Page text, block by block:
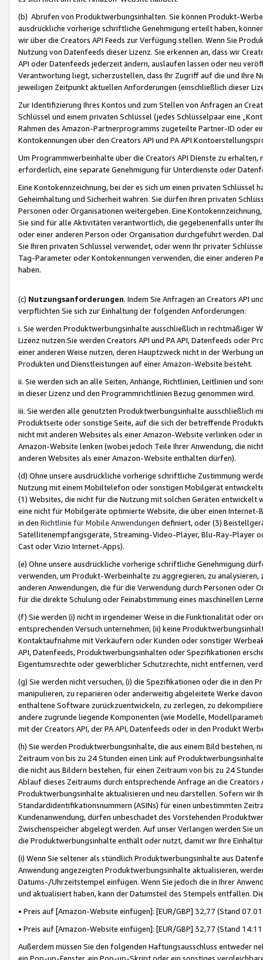
(b) Abrufen von Produktwerbungsinhalten. Sie können Produkt-
ausdrückliche vorherige schriftliche Genehmigung erteilt haben,
wir über die Creators API Feeds zur Verfügung stellen. Wenn Sie
Nutzung von Datenfeeds dieser Lizenz. Sie erkennen an, dass wir
API oder Datenfeeds jederzeit ändern, auslaufen lassen oder neu
Verantwortung liegt, sicherzustellen, dass Ihr Zugriff auf die und Ihre
jeweiligen Zeitpunkt aktuellen Anforderungen (einschließlich dieser
Zur Identifizierung Ihres Kontos und zum Stellen von Anfragen an
Schlüssel und einem privaten Schlüssel (jedes Schlüsselpaar eine
Rahmen des Amazon-Partnerprogramms zugeteilte Partner-ID oder
Kontokennungen über den Creators API und PA API
Um Programmwerbeinhalte über die Creators API Dienste zu
erforderlich, eine separate Genehmigung für Unterdienste oder
Eine Kontokennzeichnung, bei der es sich um einen privaten
Geheimhaltung und Sicherheit wahren. Sie dürfen Ihren privaten
Personen oder Organisationen weitergeben. Eine
Sie sind für alle Aktivitäten verantwortlich, die gegebenenfalls unter
oder einer anderen Person oder Organisation durchgeführt werden.
Sie Ihren privaten Schlüssel verwendet, oder wenn Ihr privater
Tag-Parameter oder Kontokennungen verwenden, die einer anderen
haben.
(c) Nutzungsanforderungen. Indem Sie Anfragen an Creators API
verpflichten Sie sich zur Einhaltung der folgenden Anforderungen:
i. Sie werden Produktwerbungsinhalte ausschließlich in rechtmäßiger
Lizenz nutzen.Sie werden Creators API und PA API, Datenfeeds oder
einer anderen Weise nutzen, deren Hauptzweck nicht in der Werbung
Produkten und Dienstleistungen auf einer Amazon-Website besteht.
ii. Sie werden sich an alle Seiten, Anhänge, Richtlinien, Leitlinien und
in dieser Lizenz und den Programmrichtlinien Bezug genommen wird.
iii. Sie werden alle genutzten Produktwerbungsinhalte ausschließlich
Produktseite oder sonstige Seite, auf die sich der betreffende
nicht mit anderen Websites als einer Amazon-Website verlinken oder
Amazon-Website lenken (wobei jedoch Teile Ihrer Anwendung, die
anderen Websites als einer Amazon-Website enthalten dürfen).
(d) Ohne unsere ausdrückliche vorherige schriftliche Zustimmung
Nutzung mit einem Mobiltelefon oder sonstigen Mobilgerät
(1) Websites, die nicht für die Nutzung mit solchen Geräten
eine nicht für Mobilgeräte optimierte Website, die über einen
in den Richtlinie für Mobile Anwendungen definiert, oder (3)
Satellitenempfangsgeräte, Streaming-Video-Player, Blu-Ray-Player
Cast oder Vizio Internet-Apps).
(e) Ohne unsere ausdrückliche vorherige schriftliche Genehmigung
verwenden, um Produkt-Werbeinhalte zu aggregieren, zu
anderen Anwendungen, die für die Verwendung durch Personen
für die direkte Schulung oder Feinabstimmung eines maschinellen
(f) Sie werden (i) nicht in irgendeiner Weise in die Funktionalität oder
entsprechenden Versuch unternehmen; (ii) keine
Kontaktaufnahme mit Verkäufern oder Kunden oder sonstiger
API, Datenfeeds, Produktwerbungsinhalten oder Spezifikationen
Eigentumsrechte oder gewerblicher Schutzrechte, nicht entfernen,
(g) Sie werden nicht versuchen, (i) die Spezifikationen oder die in
manipulieren, zu reparieren oder anderweitig abgeleitete Werke
enthaltene Software zurückzuentwickeln, zu zerlegen, zu
andere zugrunde liegende Komponenten (wie Modelle,
mit der Creators API, der PA API, Datenfeeds oder in den Produkt
(h) Sie werden Produktwerbungsinhalte, die aus einem Bild bestehen,
Zeitraum von bis zu 24 Stunden einen Link auf
die nicht aus Bildern bestehen, für einen Zeitraum von bis zu 24
Ablauf dieses Zeitraums durch entsprechende Anfrage an die
Produktwerbungsinhalte aktualisieren und neu darstellen. Sofern wir
Standardidentifikationsnummern (ASINs) für einen unbestimmten
Kundenanwendung, dürfen unbeschadet des Vorstehenden
Zwischenspeicher abgelegt werden. Auf unser Verlangen werden Sie
die Produktwerbungsinhalte enthält oder nutzt, damit wir Ihre
(i) Wenn Sie seltener als stündlich Produktwerbungsinhalte aus
Anwendung angezeigten Produktwerbungsinhalte aktualisieren,
Datums-/Uhrzeitstempel einfügen. Wenn Sie jedoch die in Ihrer
und aktualisiert haben, kann der Datumsteil des Stempels entfallen.
• Preis auf [Amazon-Website einfügen]: [EUR/GBP] 32,77 (Stand
• Preis auf [Amazon-Website einfügen]: [EUR/GBP] 32,77 (Stand
Außerdem müssen Sie den folgenden Haftungsausschluss entweder
ein Pop-up-Fenster, ein Pop-up-Skript oder ein sonstiges